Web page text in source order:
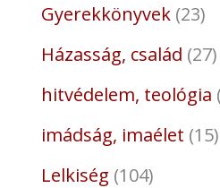
Gyerekkönyvek 23
Házasság, család 27
hitvédelem, teológia
imádság, imaélet 15
Lelkiség 104